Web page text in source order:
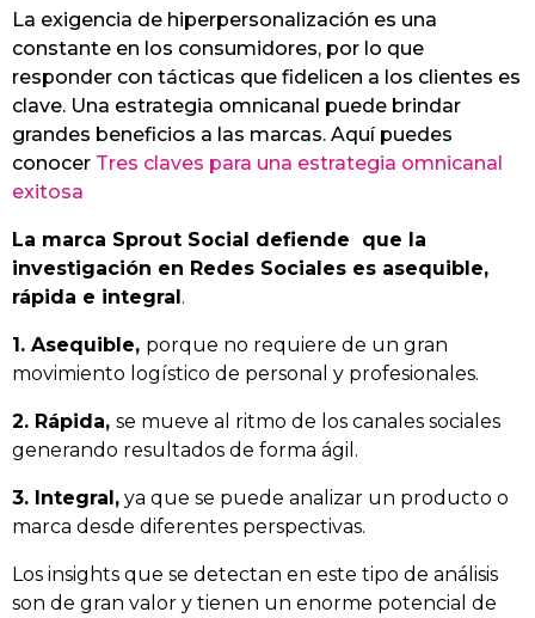
La exigencia de hiperpersonalización es una
constante en los consumidores, por lo que
responder con tácticas que fidelicen a los clientes es
clave. Una estrategia omnicanal puede brindar
grandes beneficios a las marcas. Aquí puedes
conocer Tres claves para una estrategia omnicanal
exitosa
La marca Sprout Social defiende que la
investigación en Redes Sociales es asequible,
rápida e integral.
1. Asequible, porque no requiere de un gran
movimiento logístico de personal y profesionales.
2. Rápida, se mueve al ritmo de los canales sociales
generando resultados de forma ágil.
3. Integral, ya que se puede analizar un producto o
marca desde diferentes perspectivas.
Los insights que se detectan en este tipo de análisis
son de gran valor y tienen un enorme potencial de